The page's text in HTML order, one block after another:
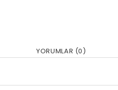
YORUMLAR (0)